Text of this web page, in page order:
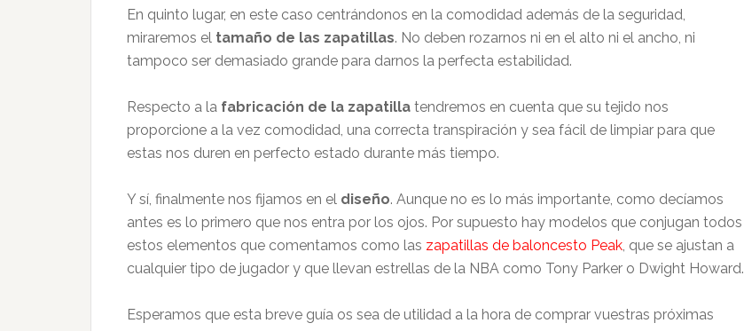
En quinto lugar, en este caso centrándonos en la comodidad además de la seguridad,
miraremos el tamaño de las zapatillas. No deben rozarnos ni en el alto ni el ancho, ni
tampoco ser demasiado grande para darnos la perfecta estabilidad.
Respecto a la fabricación de la zapatilla tendremos en cuenta que su tejido nos
proporcione a la vez comodidad, una correcta transpiración y sea fácil de limpiar para que
estas nos duren en perfecto estado durante más tiempo.
Y sí, finalmente nos fijamos en el diseño. Aunque no es lo más importante, como decíamos
antes es lo primero que nos entra por los ojos. Por supuesto hay modelos que conjugan todos
estos elementos que comentamos como las zapatillas de baloncesto Peak, que se ajustan a
cualquier tipo de jugador y que llevan estrellas de la NBA como Tony Parker o Dwight Howard.
Esperamos que esta breve guía os sea de utilidad a la hora de comprar vuestras próximas